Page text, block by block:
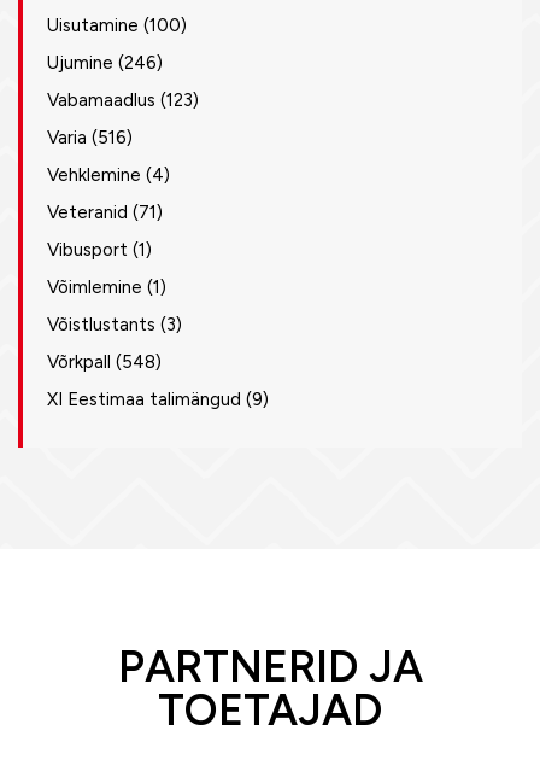
Uisutamine (100)
Ujumine (246)
Vabamaadlus (123)
Varia (516)
Vehklemine (4)
Veteranid (71)
Vibusport (1)
Võimlemine (1)
Võistlustants (3)
Võrkpall (548)
XI Eestimaa talimängud (9)
PARTNERID JA
TOETAJAD